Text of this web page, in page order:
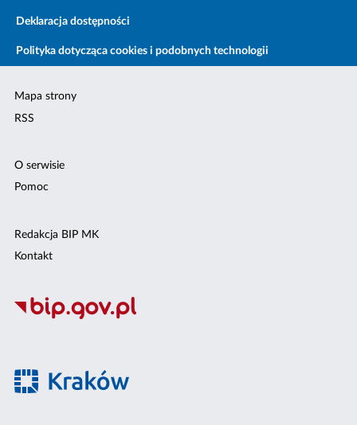
Deklaracja dostępności
Polityka dotycząca cookies i podobnych technologii
Mapa strony
RSS
O serwisie
Pomoc
Redakcja BIP MK
Kontakt